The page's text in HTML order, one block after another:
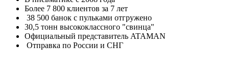
Более 7 800 клиентов за 7 лет
38 500 банок с пульками отгружено
30,5 тонн высококлассного "свинца"
Официальный представитель ATAMAN
Отправка по России и СНГ